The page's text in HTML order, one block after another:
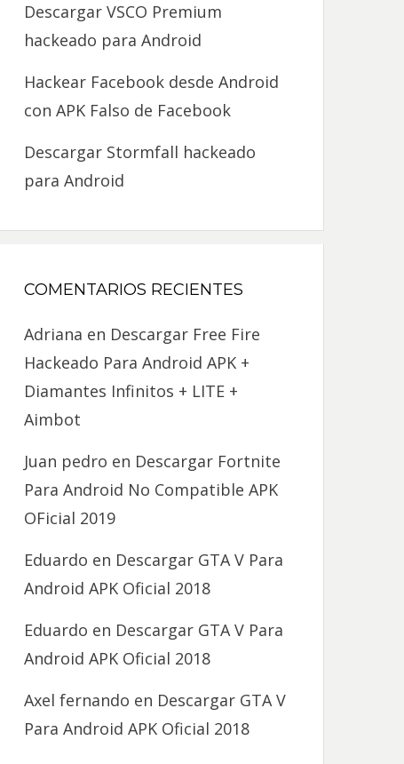
Descargar VSCO Premium
hackeado para Android
Hackear Facebook desde Android
con APK Falso de Facebook
Descargar Stormfall hackeado
para Android
COMENTARIOS RECIENTES
Adriana en Descargar Free Fire
Hackeado Para Android APK +
Diamantes Infinitos + LITE +
Aimbot
Juan pedro en Descargar Fortnite
Para Android No Compatible APK
OFicial 2019
Eduardo en Descargar GTA V Para
Android APK Oficial 2018
Eduardo en Descargar GTA V Para
Android APK Oficial 2018
Axel fernando en Descargar GTA V
Para Android APK Oficial 2018